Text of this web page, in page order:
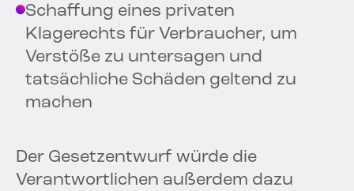
Schaffung eines privaten
Klagerechts für Verbraucher, um
Verstöße zu untersagen und
tatsächliche Schäden geltend zu
machen
Der Gesetzentwurf würde die
Verantwortlichen außerdem dazu